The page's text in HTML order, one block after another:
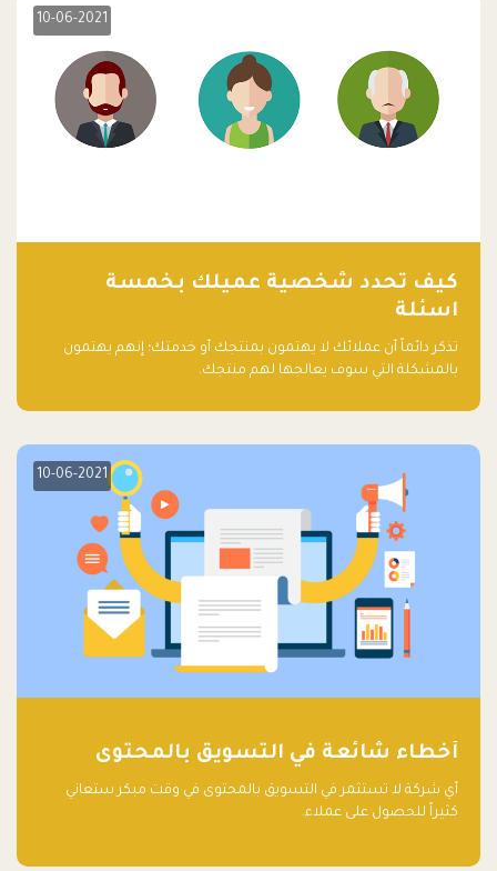
10-06-2021
كيف تحدد شخصية عميلك بخمسة
اسئلة
تذكر دائماً أن عملائك لا يهتمون بمنتجك أو خدمتك؛ إنهم يهتمون
بالمشكلة التي سوف يعالجها لهم منتجك.
10-06-2021
أخطاء شائعة في التسويق بالمحتوى
أي شركة لا تستثمر في التسويق بالمحتوى في وقت مبكر ستعاني
كثيراً للحصول على عملاء.